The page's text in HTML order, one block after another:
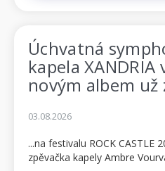
Úchvatná
kapela XANDRIA
novým albem už
03.08.2026
...na festivalu ROCK CASTLE
zpěvačka kapely Ambre